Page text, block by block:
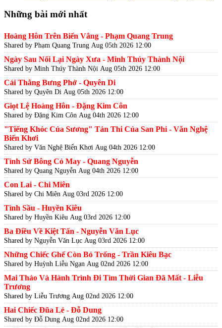
Những bài mới nhất
Hoàng Hôn Trên Biển Vắng - Phạm Quang Trung
Shared by Phạm Quang Trung Aug 05th 2026 12:00
Ngày Sau Nối Lại Ngày Xưa - Minh Thúy Thành Nội
Shared by Minh Thúy Thành Nội Aug 05th 2026 12:00
Cái Thằng Bưng Phở - Quyên Di
Shared by Quyên Di Aug 05th 2026 12:00
Giọt Lệ Hoàng Hôn - Đặng Kim Côn
Shared by Đặng Kim Côn Aug 04th 2026 12:00
"Tiếng Khóc Của Sương" Tản Thi Của San Phi - Văn Nghệ
Biển Khơi
Shared by Văn Nghệ Biển Khơi Aug 04th 2026 12:00
Tình Sử Bông Cỏ May - Quang Nguyễn
Shared by Quang Nguyễn Aug 04th 2026 12:00
Con Lai - Chi Miên
Shared by Chi Miên Aug 03rd 2026 12:00
Tình Sầu - Huyền Kiêu
Shared by Huyền Kiêu Aug 03rd 2026 12:00
Ba Điều Về Kiệt Tấn - Nguyễn Văn Lục
Shared by Nguyễn Văn Lục Aug 03rd 2026 12:00
Những Chiếc Ghế Còn Bỏ Trống - Trần Kiêu Bạc
Shared by Huỳnh Liễu Ngạn Aug 02nd 2026 12:00
Mai Thảo Và Hành Trình Đi Tìm Thời Gian Đã Mất - Liễu
Trương
Shared by Liễu Trương Aug 02nd 2026 12:00
Hai Chiếc Đũa Lẻ - Đỗ Dung
Shared by Đỗ Dung Aug 02nd 2026 12:00